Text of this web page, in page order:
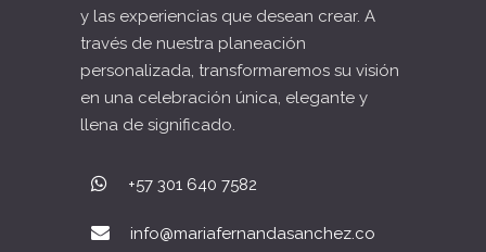
y las experiencias que desean crear. A
través de nuestra planeación
personalizada, transformaremos su visión
en una celebración única, elegante y
llena de significado.
+57 301 640 7582
info@mariafernandasanchez.co